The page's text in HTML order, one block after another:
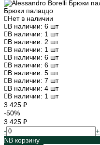
Брюки палаццо
Нет в наличии
В наличии: 6 шт
В наличии: 1 шт
В наличии: 2 шт
В наличии: 1 шт
В наличии: 6 шт
В наличии: 6 шт
В наличии: 5 шт
В наличии: 7 шт
В наличии: 4 шт
В наличии: 1 шт
3 425 ₽
-50%
3 425 ₽
-
+
В корзину